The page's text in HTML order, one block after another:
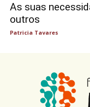
As suas
outros
Patricia Tavares